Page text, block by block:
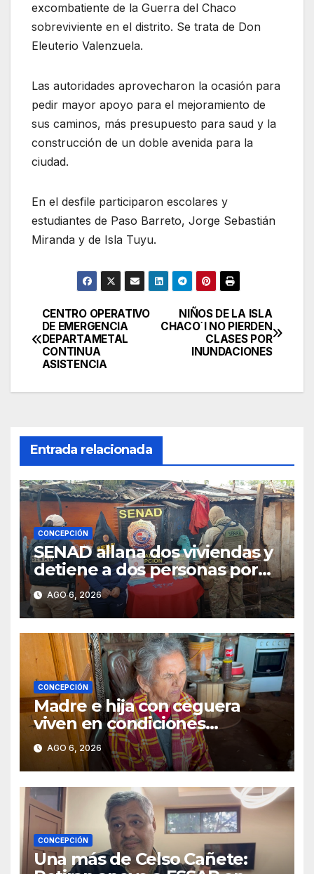
excombatiente de la Guerra del Chaco
sobreviviente en el distrito. Se trata de Don
Eleuterio Valenzuela.
Las autoridades aprovecharon la ocasión para
pedir mayor apoyo para el mejoramiento de
sus caminos, más presupuesto para saud y la
construcción de un doble avenida para la
ciudad.
En el desfile participaron escolares y
estudiantes de Paso Barreto, Jorge Sebastián
Miranda y de Isla Tuyu.
Navegación
de
NIÑOS DE LA ISLA
CHACO´I NO PIERDEN
CLASES POR
INUNDACIONES
CENTRO OPERATIVO
DE EMERGENCIA
DEPARTAMETAL
CONTINUA
ASISTENCIA
Entrada relacionada
CONCEPCIÓN
SENAD allana dos viviendas y
detiene a dos personas por
presunto microtráfico en
Concepción
AGO 6, 2026
CONCEPCIÓN
Madre e hija con ceguera
viven en condiciones
precarias y vecinos impulsan
campaña solidaria para
ayudarlas
AGO 6, 2026
CONCEPCIÓN
Una más de Celso Cañete: